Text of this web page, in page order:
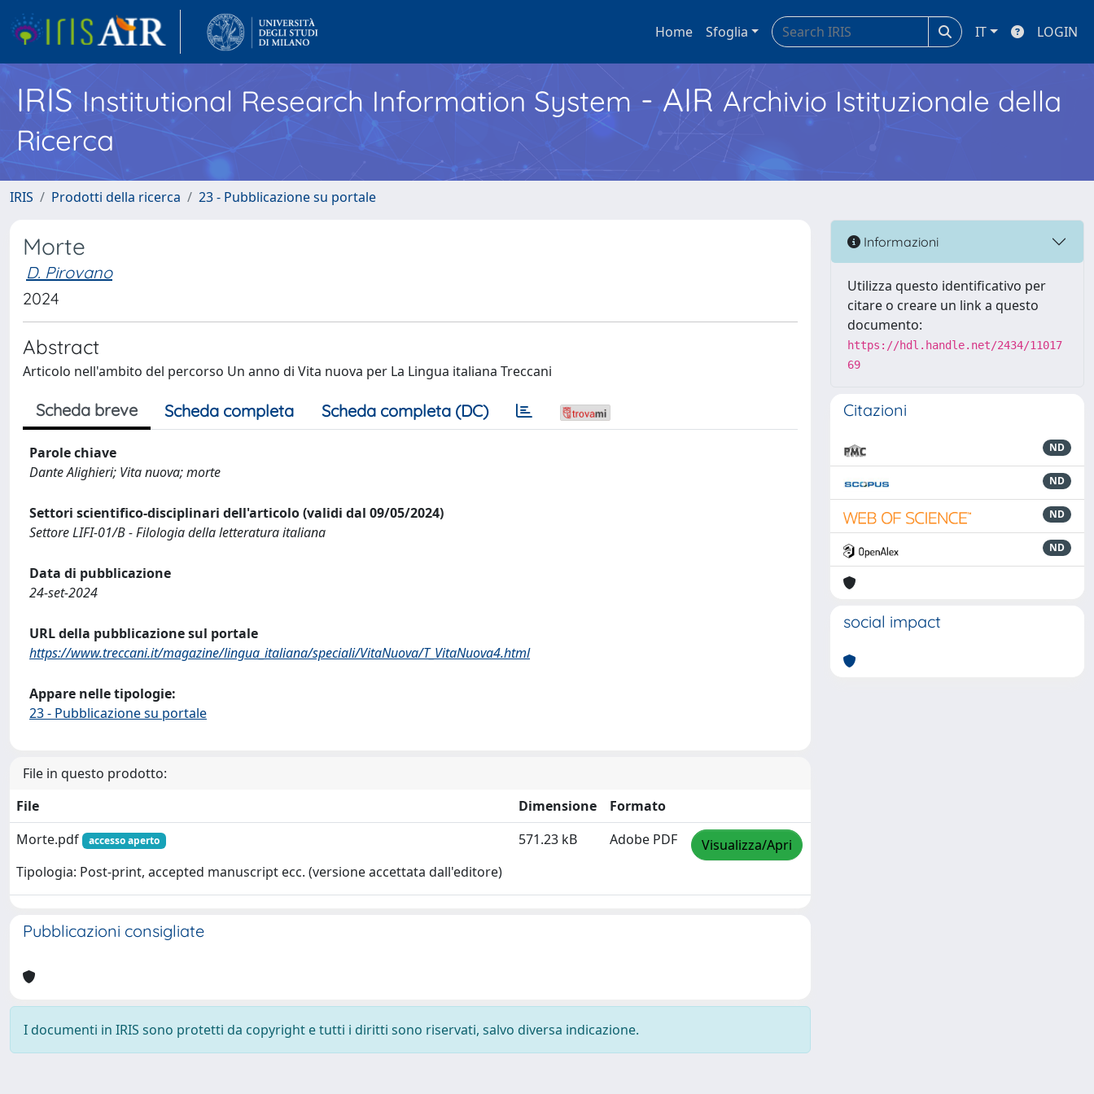
Home Sfoglia IT LOGIN
IRISInstitutional Research Information System - AIR Archivio Istituzionale della
Ricerca
IRIS Prodotti della ricerca 23 - Pubblicazione su portale
Morte
D. Pirovano
2024
Abstract
Articolo nell'ambito del percorso Un anno di Vita nuova per La Lingua italiana Treccani
Scheda breve Scheda completa Scheda completa (DC)
Parole chiave
Dante Alighieri; Vita nuova; morte
Settori scientifico-disciplinari dell'articolo (validi dal 09/05/2024)
Settore LIFI-01/B - Filologia della letteratura italiana
Data di pubblicazione
24-set-2024
URL della pubblicazione sul portale
https://www.treccani.it/magazine/lingua_italiana/speciali/VitaNuova/T_VitaNuova4.html
Appare nelle tipologie:
23 - Pubblicazione su portale
File in questo prodotto:
File
Dimensione
Formato
Morte.pdf
accesso aperto
Tipologia: Post-print, accepted manuscript ecc. (versione accettata dall'editore)
571.23 kB Adobe PDF Visualizza/Apri
Pubblicazioni consigliate
I documenti in IRIS sono protetti da copyright e tutti i diritti sono riservati, salvo diversa indicazione.
Informazioni
Utilizza questo identificativo per
citare o creare un link a questo
documento:
https://hdl.handle.net/2434/11017
69
Citazioni
ND
ND
ND
ND
social impact